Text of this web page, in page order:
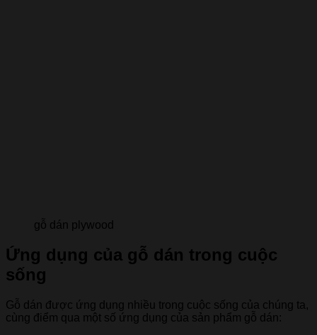
gỗ dán plywood
Ứng dụng của gỗ dán trong cuộc
sống
Gỗ dán được ứng dụng nhiều trong cuộc sống của chúng ta,
cùng điểm qua một số ứng dụng của sản phẩm gỗ dán: